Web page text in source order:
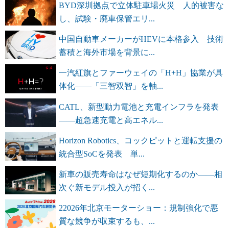
BYD深圳拠点で立体駐車場火災 人的被害な
し、試験・廃車保管エリ...
中国自動車メーカーがHEVに本格参入 技術
蓄積と海外市場を背景に...
一汽紅旗とファーウェイの「H+H」協業が具
体化――「三智双智」を軸...
CATL、新型動力電池と充電インフラを発表
――超急速充電と高エネル...
Horizon Robotics、コックピットと運転支援の
統合型SoCを発表 単...
新車の販売寿命はなぜ短期化するのか――相
次ぐ新モデル投入が招く...
22026年北京モーターショー：規制強化で悪
質な競争が収束するも、...